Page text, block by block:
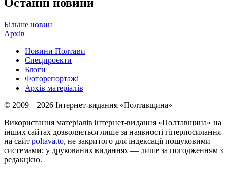
Більше новин
Архів
Новини Полтави
Спецпроекти
Блоги
Фоторепортажі
Архів матеріалів
© 2009 – 2026 Інтернет-видання «Полтавщина»
Використання матеріалів інтернет-видання «Полтавщина» на
інших сайтах дозволяється лише за наявності гіперпосилання
на сайт poltava.to, не закритого для індексації пошуковими
системами; у друкованих виданнях — лише за погодженням з
редакцією.